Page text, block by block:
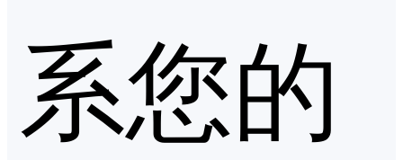
系您的